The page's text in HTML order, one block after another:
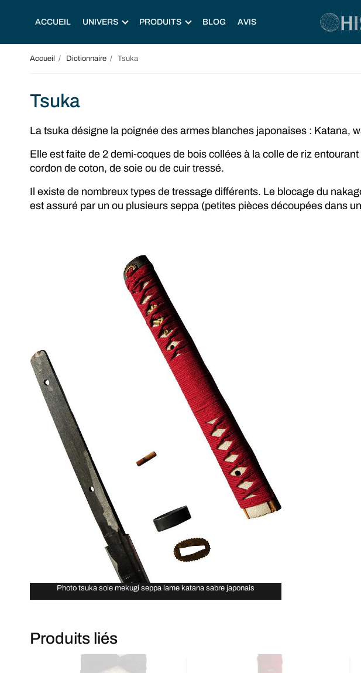
ACCUEIL UNIVERS PRODUITS BLOG AVIS
Accueil Dictionnaire Tsuka
Tsuka
La tsuka désigne la poignée des armes blanches japonaises : Katana,
Elle est faite de 2 demi-coques de bois collées à la colle de riz
cordon de coton, de soie ou de cuir tressé.
Il existe de nombreux types de tressage différents. Le blocage du
est assuré par un ou plusieurs seppa (petites pièces découpées dans
Photo tsuka soie mekugi seppa lame katana sabre japonais
Produits liés